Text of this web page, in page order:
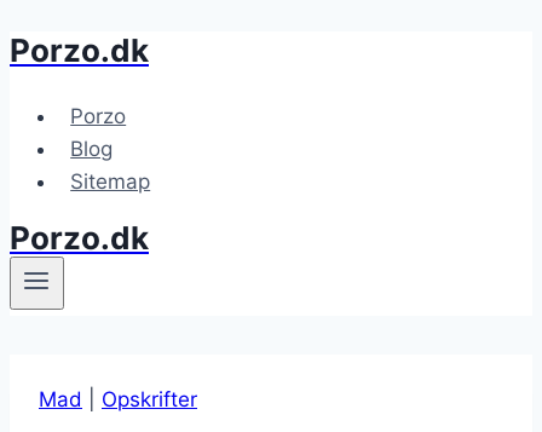
Fortsæt
indhold
Porzo.dk
Porzo
Blog
Sitemap
Porzo.dk
Mad Opskrifter